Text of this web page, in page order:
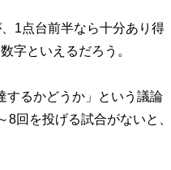
1点台前半なら十分あり得
字といえるだろう。
るかどうか」という議論
回を投げる試合がないと、